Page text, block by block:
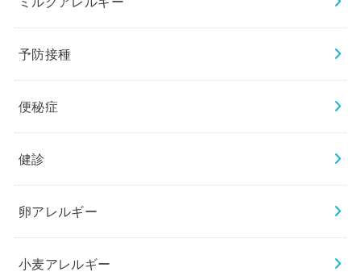
予防接種
便秘症
健診
卵アレルギー
小麦アレルギー